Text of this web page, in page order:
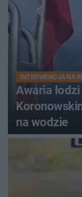
INTERWENCJA NA
Awaria
na wodzie